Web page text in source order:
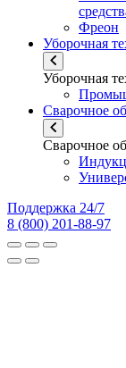
Фреон
Уборочная
Уборочная
Сварочное
Сварочное
Поддержка 24/7
8 (800) 201-88-97